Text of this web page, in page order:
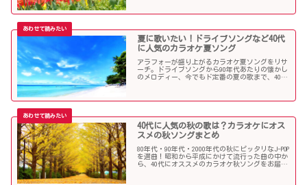
夏に歌いたい！ドライブソングなど40代
に人気のカラオケ夏ソング
アラフォーが盛り上がるカラオケ夏ソングをリサ
ーチ。ドライブソングから90年代あたりの懐かし
のメロディー、今でもド定番の夏の歌まで、40代
40代に人気の秋の歌は？カラオケにオス
スメの秋ソングまとめ
80年代・90年代・2000年代の秋にピッタリなJ-POP
を選曲！昭和から平成にかけて流行った曲の中か
ら、40代にオススメのカラオケ秋ソングをお届け